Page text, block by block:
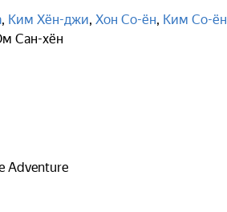
, Ким Хён-джи, Хон Со-ён, Ким Со-ён
Сан-хён
Adventure